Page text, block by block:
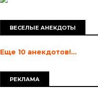
ВЕСЕЛЫЕ АНЕКДОТЫ
Еще 10 анекдотов!...
РЕКЛАМА